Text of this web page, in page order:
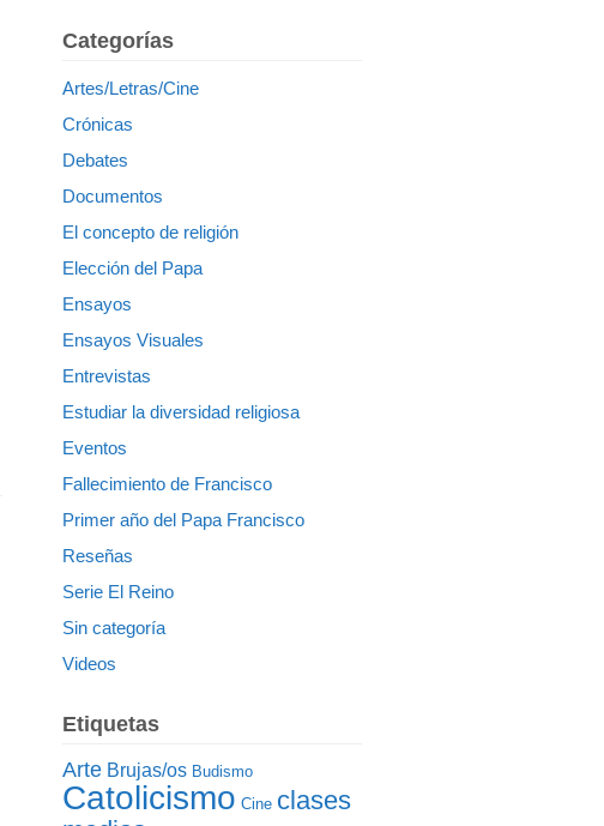
Categorías
Artes/Letras/Cine
Crónicas
Debates
Documentos
El concepto de religión
Elección del Papa
Ensayos
Ensayos Visuales
Entrevistas
Estudiar la diversidad religiosa
Eventos
Fallecimiento de Francisco
Primer año del Papa Francisco
Reseñas
Serie El Reino
Sin categoría
Videos
Etiquetas
Arte Brujas/os Budismo
Catolicismo Cine clases